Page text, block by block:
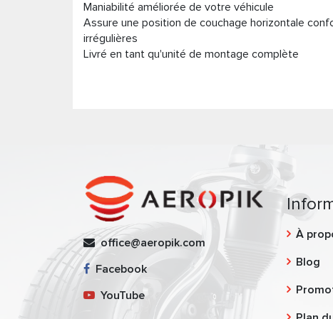
Maniabilité améliorée de votre véhicule
Assure une position de couchage horizontale
irrégulières
Livré en tant qu'unité de montage complète
office@aeropik.com
Facebook
YouTube
À
Blog